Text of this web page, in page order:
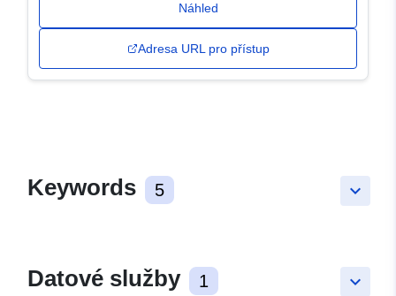
Náhled
Adresa URL pro přístup
keyboard_arrow_down
Keywords 5
keyboard_arrow_down
Datové služby 1